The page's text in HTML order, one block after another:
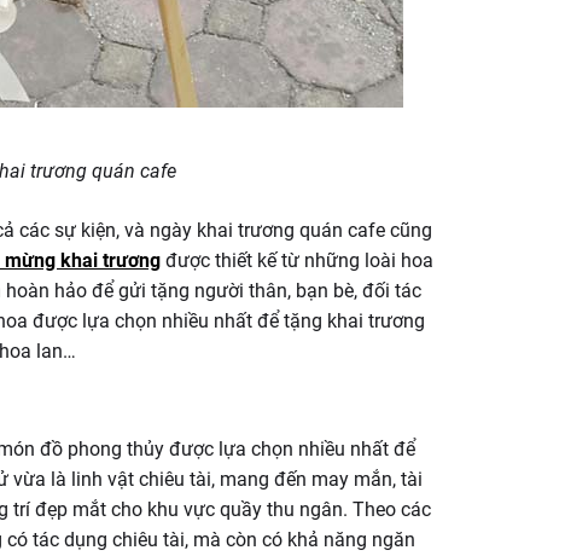
trương quán cafe
các sự kiện, và ngày khai trương quán cafe cũng
mừng khai trương được thiết kế từ những loài hoa
hảo để gửi tặng người thân, bạn bè, đối tác
được lựa chọn nhiều nhất để tặng khai trương
lan…
đồ phong thủy được lựa chọn nhiều nhất để
vừa là linh vật chiêu tài, mang đến may mắn, tài
đẹp mắt cho khu vực quầy thu ngân. Theo các
tác dụng chiêu tài, mà còn có khả năng ngăn